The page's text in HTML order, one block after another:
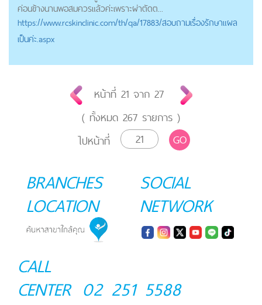
ค่อนข้างนานพอสมควรแล้วค่ะเพราะผ่าตัดต...
https://www.rcskinclinic.com/th/qa/17883/สอบถามเรื่องรักษาแผล
เป็นค่ะ.aspx
หน้าที่ 21จาก 27
( ทั้งหมด 267 รายการ )
ไปหน้าที่
GO
BRANCHES
LOCATION
SOCIAL
NETWORK
CALL
CENTER 02 251 5588